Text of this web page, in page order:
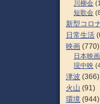
川柳会
短歌会
新型コロ
日常生活
映画 (770)
日本映画
現中映
津波 (366)
火山 (91)
環境 (944)